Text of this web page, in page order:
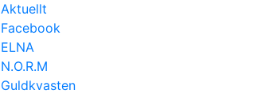
Aktuellt
Facebook
ELNA
N.O.R.M
Guldkvasten